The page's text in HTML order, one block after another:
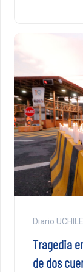
Diario UCHILE
Tragedia
de dos